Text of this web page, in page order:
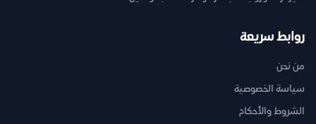
روابط سريعة
من نحن
سياسة الخصوصية
الشروط والأحكام